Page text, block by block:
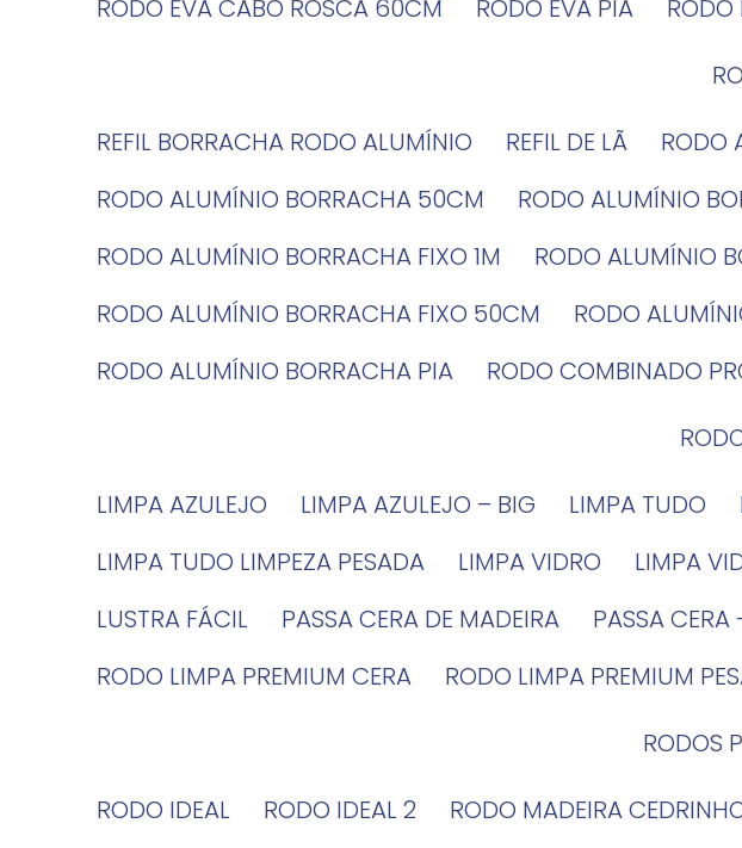
RODO EVA CABO ROSCA 60CM
RODO EVA PIA
REFIL BORRACHA RODO ALUMÍNIO
REFIL DE LÃ
RODO ALUMÍNIO BORRACHA 50CM
RODO ALUMÍNIO
RODO ALUMÍNIO BORRACHA FIXO 1M
RODO ALUMÍNIO
RODO ALUMÍNIO BORRACHA FIXO 50CM
RODO
RODO ALUMÍNIO BORRACHA PIA
RODO COMBINADO
LIMPA AZULEJO
LIMPA AZULEJO – BIG LIMPA TUDO
LIMPA TUDO LIMPEZA PESADA
LIMPA VIDRO LIMPA
LUSTRA FÁCIL
PASSA CERA DE MADEIRA PASSA
RODO LIMPA PREMIUM CERA
RODO LIMPA PREMIUM
RODOS
RODO IDEAL
RODO IDEAL 2 RODO MADEIRA